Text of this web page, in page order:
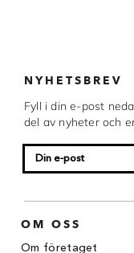
NYHETSBREV
Fyll i din e-post
del av nyheter och
OM OSS
Om företaget